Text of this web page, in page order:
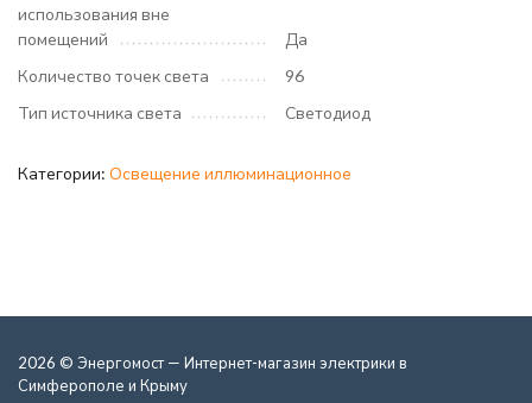
использования вне
помещений
Да
Количество точек света
96
Тип источника света
Светодиод
Категории: Освещение иллюминационное
2026 © Энергомост — Интернет-магазин электрики в
Симферополе и Крыму